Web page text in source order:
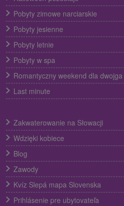
Pobyty zimowe narciarskie
Pobyty jesienne
Pobyty letnie
Pobyty w spa
Romantyczny weekend dla dwojga
Last minute
Zakwaterowanie na Słowacji
Wdzięki kobiece
Blog
Zawody
Kvíz Slepá mapa Slovenska
Prihlásenie pre ubytovateľa